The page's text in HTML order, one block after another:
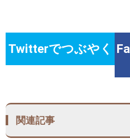
Twitterでつぶやく
関連記事